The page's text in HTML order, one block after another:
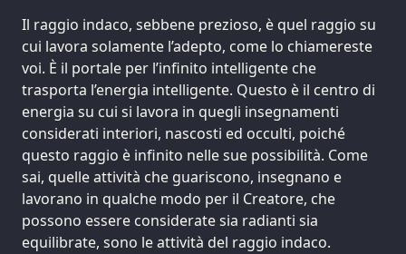
Il raggio indaco, sebbene prezioso, è quel raggio su
cui lavora solamente l’adepto, come lo chiamereste
voi. È il portale per l’infinito intelligente che
trasporta l’energia intelligente. Questo è il centro di
energia su cui si lavora in quegli insegnamenti
considerati interiori, nascosti ed occulti, poiché
questo raggio è infinito nelle sue possibilità. Come
sai, quelle attività che guariscono, insegnano e
lavorano in qualche modo per il Creatore, che
possono essere considerate sia radianti sia
equilibrate, sono le attività del raggio indaco.